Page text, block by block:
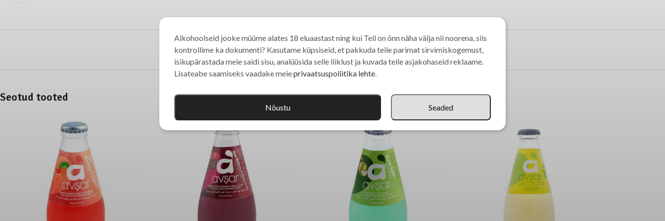
Seotud tooted
Alkohoolseid jooke müüme alates 18 eluaastast ning kui Teil on õnn näha välja nii noorena, siis
kontrollime ka dokumenti? Kasutame küpsiseid, et pakkuda teile parimat sirvimiskogemust,
isikupärastada meie saidi sisu, analüüsida selle liiklust ja kuvada teile asjakohaseid reklaame.
Lisateabe saamiseks vaadake meieprivaatsuspoliitika lehte.
Nõustu Seaded